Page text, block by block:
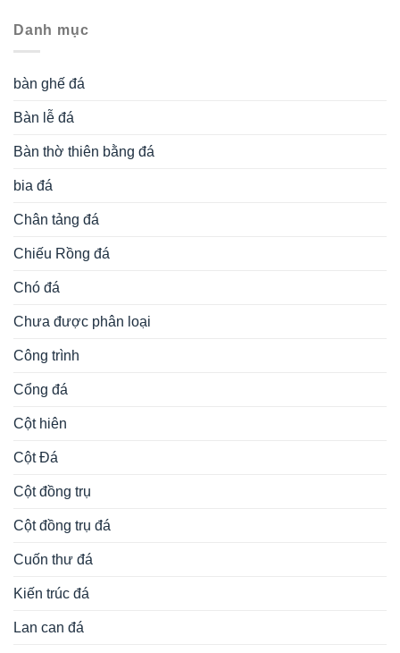
Danh mục
bàn ghế đá
Bàn lễ đá
Bàn thờ thiên bằng đá
bia đá
Chân tảng đá
Chiếu Rồng đá
Chó đá
Chưa được phân loại
Công trình
Cổng đá
Cột hiên
Cột Đá
Cột đồng trụ
Cột đồng trụ đá
Cuốn thư đá
Kiến trúc đá
Lan can đá